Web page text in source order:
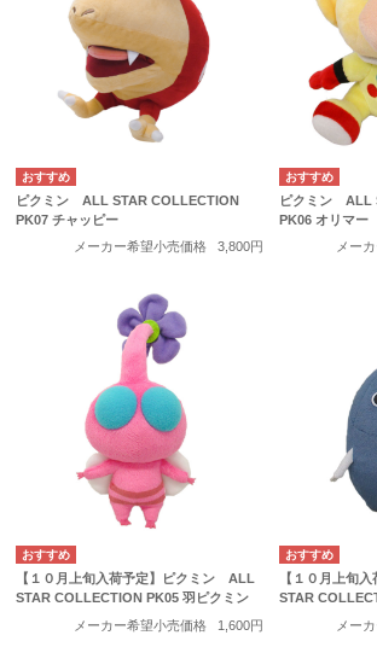
ピクミン ALL STAR COLLECTION
PK07 チャッピー
メーカー希望小売価格
3,800円
ピクミン ALL
PK06 オリマー
メー
【１０月上旬入荷予定】ピクミン ALL
STAR COLLECTION PK05 羽ピクミン
メーカー希望小売価格
1,600円
【１０月上旬
STAR
メー